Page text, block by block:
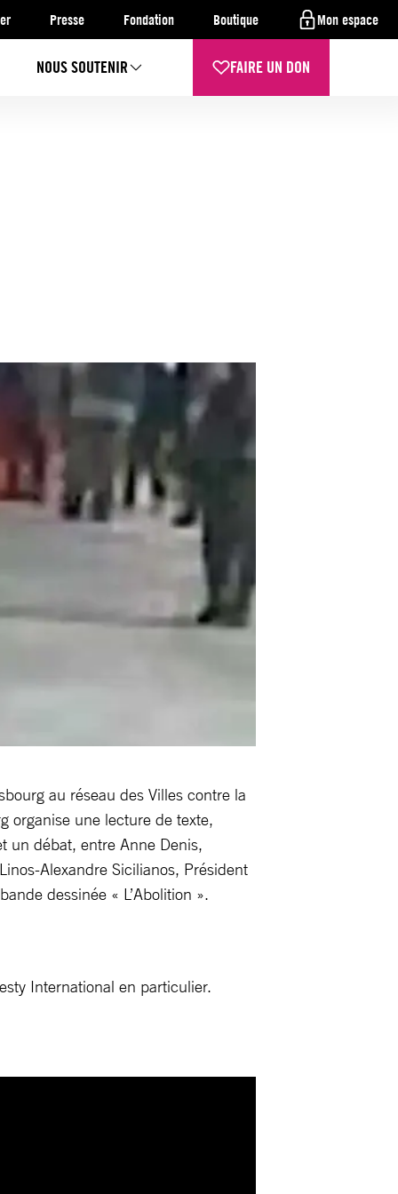
Presse Fondation Boutique Mon espace
NOUS SOUTENIR FAIRE UN DON
au réseau des Villes contre la
organise une lecture de texte,
un débat, entre Anne Denis,
Alexandre Sicilianos, Président
dessinée « L’Abolition ».
International en particulier.